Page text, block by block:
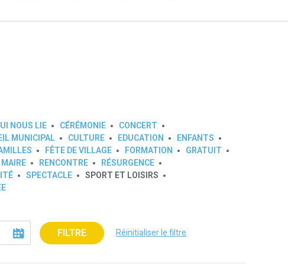
NOUS LIE CÉRÉMONIE
CONCERT
MUNICIPAL CULTURE EDUCATION
ENFANTS
FÊTE DE VILLAGE FORMATION
GRATUIT
MAIRE RENCONTRE
RÉSURGENCE
SPECTACLE
SPORT ET LOISIRS
FILTRE Réinitialiser le filtre